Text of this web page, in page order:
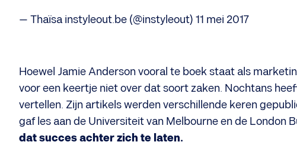
— Thaïsa instyleout.be (@instyleout) 11 mei 2017
Hoewel Jamie Anderson vooral te boek staat als
voor een keertje niet over dat soort zaken. Nochtans
vertellen. Zijn artikels werden verschillende keren
gaf les aan de Universiteit van Melbourne en de London
dat succes achter zich te laten.